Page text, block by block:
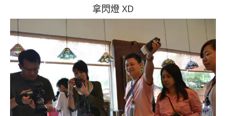
拿閃燈 XD